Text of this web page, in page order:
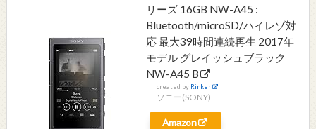
リーズ 16GB NW-A45 :
Bluetooth/microSD/ハイレゾ対
応 最大39時間連続再生 2017年
モデル グレイッシュブラック
NW-A45 B
created by Rinker
ソニー(SONY)
Amazon